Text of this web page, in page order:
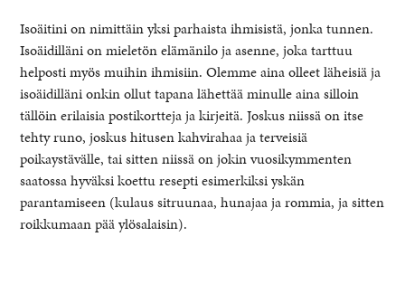
Isoäitini on nimittäin yksi parhaista ihmisistä, jonka tunnen.
Isoäidilläni on mieletön elämänilo ja asenne, joka tarttuu
helposti myös muihin ihmisiin. Olemme aina olleet läheisiä ja
isoäidilläni onkin ollut tapana lähettää minulle aina silloin
tällöin erilaisia postikortteja ja kirjeitä. Joskus niissä on itse
tehty runo, joskus hitusen kahvirahaa ja terveisiä
poikaystävälle, tai sitten niissä on jokin vuosikymmenten
saatossa hyväksi koettu resepti esimerkiksi yskän
parantamiseen (kulaus sitruunaa, hunajaa ja rommia, ja sitten
roikkumaan pää ylösalaisin).